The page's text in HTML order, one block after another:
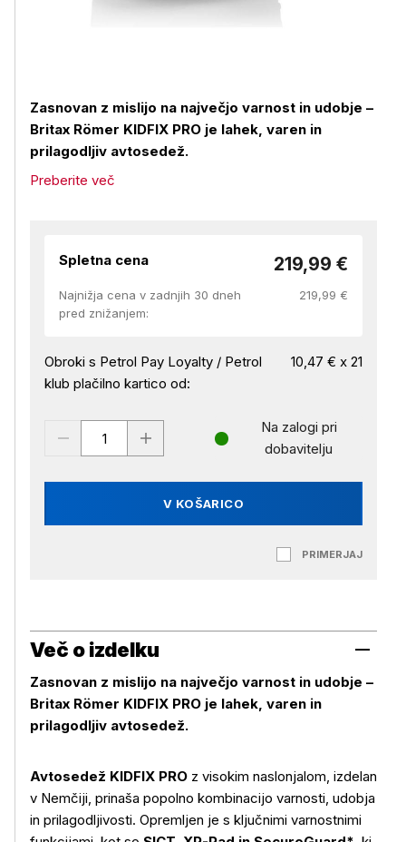
Zasnovan z mislijo na največjo varnost in udobje –
Britax Römer KIDFIX PRO je lahek, varen in
prilagodljiv avtosedež.
Preberite več
Spletna cena 219,99 €
Najnižja cena v zadnjih 30 dneh
pred znižanjem:
219,99 €
Obroki s Petrol Pay Loyalty / Petrol
klub plačilno kartico od:
10,47 € x 21
V KOŠARICO
Na zalogi pri
dobavitelju
PRIMERJAJ
Več o izdelku
Zasnovan z mislijo na največjo varnost in udobje –
Britax Römer KIDFIX PRO je lahek, varen in
prilagodljiv avtosedež.
Avtosedež KIDFIX PRO z visokim naslonjalom, izdelan
v Nemčiji, prinaša popolno kombinacijo varnosti, udobja
in prilagodljivosti. Opremljen je s ključnimi varnostnimi